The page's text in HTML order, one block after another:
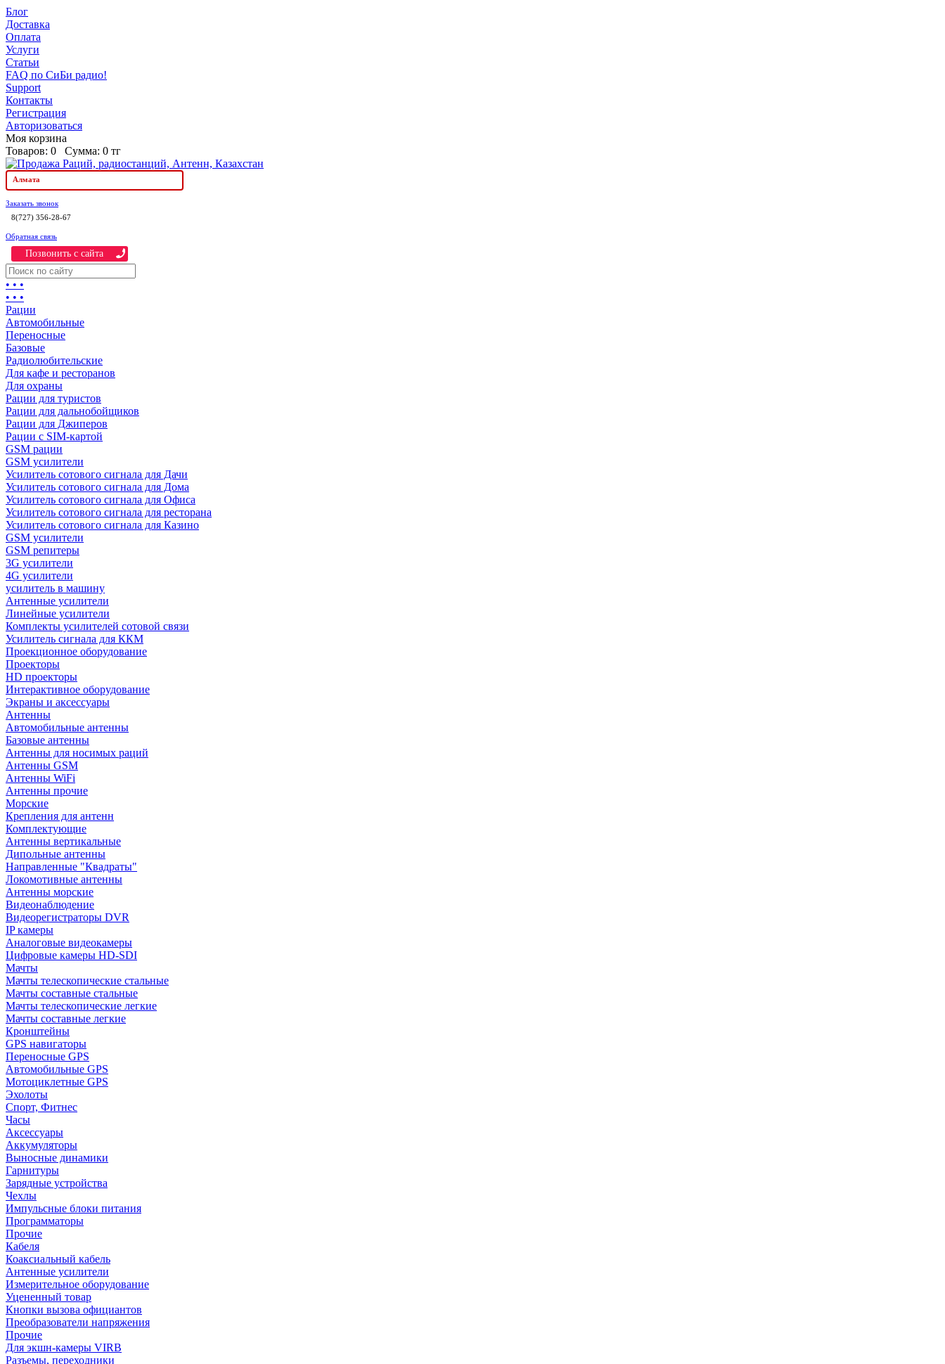
Блог
Доставка
Оплата
Услуги
Статьи
FAQ по СиБи радио!
Support
Контакты
Регистрация
Авторизоваться
Моя корзина
Товаров: 0 Сумма: 0 тг
Алмата
Заказать звонок
8(727) 356-28-67
Обратная связь
Позвонить c сайта
• • •
• • •
Рации
Автомобильные
Переносные
Базовые
Радиолюбительские
Для кафе и ресторанов
Для охраны
Рации для туристов
Рации для дальнобойщиков
Рации для Джиперов
Рации с SIM-картой
GSM рации
GSM усилители
Усилитель сотового сигнала для Дачи
Усилитель сотового сигнала для Дома
Усилитель сотового сигнала для Офиса
Усилитель сотового сигнала для ресторана
Усилитель сотового сигнала для Казино
GSM усилители
GSM репитеры
3G усилители
4G усилители
усилитель в машину
Антенные усилители
Линейные усилители
Комплекты усилителей сотовой связи
Усилитель сигнала для ККМ
Проекционное оборудование
Проекторы
HD проекторы
Интерактивное оборудование
Экраны и аксессуары
Антенны
Автомобильные антенны
Базовые антенны
Антенны для носимых раций
Антенны GSM
Антенны WiFi
Антенны прочие
Морские
Крепления для антенн
Комплектующие
Антенны вертикальные
Дипольные антенны
Направленные "Квадраты"
Локомотивные антенны
Антенны морские
Видеонаблюдение
Видеорегистраторы DVR
IP камеры
Аналоговые видеокамеры
Цифровые камеры HD-SDI
Мачты
Мачты телескопические стальные
Мачты составные стальные
Мачты телескопические легкие
Мачты составные легкие
Кронштейны
GPS навигаторы
Переносные GPS
Автомобильные GPS
Мотоциклетные GPS
Эхолоты
Спорт, Фитнес
Часы
Аксессуары
Аккумуляторы
Выносные динамики
Гарнитуры
Зарядные устройства
Чехлы
Импульсные блоки питания
Программаторы
Прочие
Кабеля
Коаксиальный кабель
Антенные усилители
Измерительное оборудование
Уцененный товар
Кнопки вызова официантов
Преобразователи напряжения
Прочие
Для экшн-камеры VIRB
Разъемы, переходники